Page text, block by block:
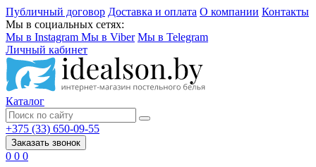
Публичный договор Доставка и оплата О компании Контакты
Мы в социальных сетях:
Мы в Instagram Мы в Viber Мы в Telegram
Личный кабинет
Каталог
+375 (33) 650-09-55
Заказать звонок
0 0 0